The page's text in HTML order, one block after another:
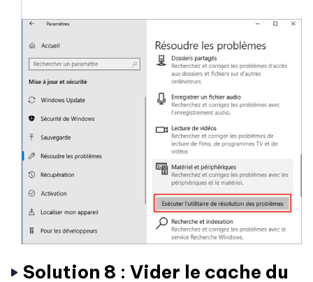
Solution 8 : Vider le cache du